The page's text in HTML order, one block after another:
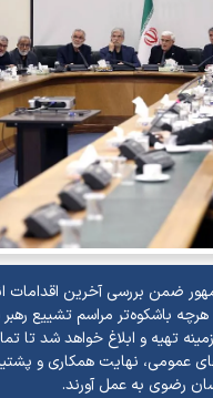
ضمن بررسی آخرین اقدامات
هرچه باشکوه‌تر مراسم تشییع
تهیه و ابلاغ خواهد شد تا
عمومی، نهایت همکاری و
رضوی به عمل آورند.